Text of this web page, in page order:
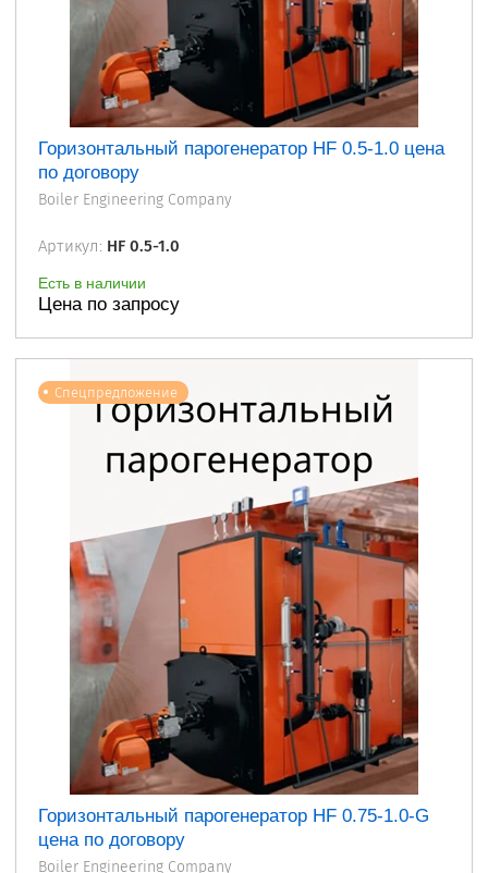
Горизонтальный парогенератор HF 0.5-1.0 цена
по договору
Boiler Engineering Company
Артикул: HF 0.5-1.0
Есть в наличии
Цена по запросу
Спецпредложение
Горизонтальный парогенератор HF 0.75-1.0-G
цена по договору
Boiler Engineering Company